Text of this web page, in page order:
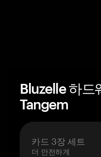
Bluzelle 하
Tangem
카드 3장 세트
더 안전하게